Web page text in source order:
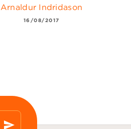
Arnaldur Indridason
16/08/2017
send